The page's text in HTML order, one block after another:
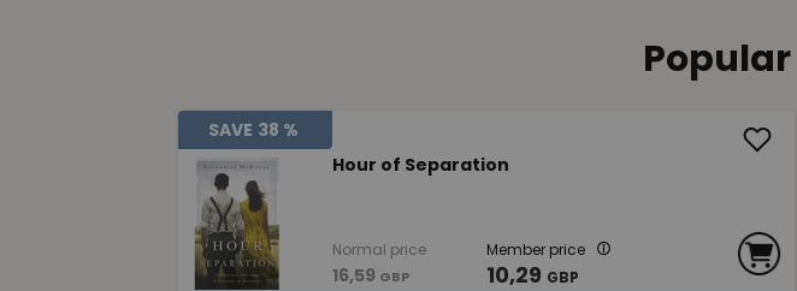
SAVE 38 %
Hour of Separation
Normal price
16,59 GBP
Member price
10,29 GBP